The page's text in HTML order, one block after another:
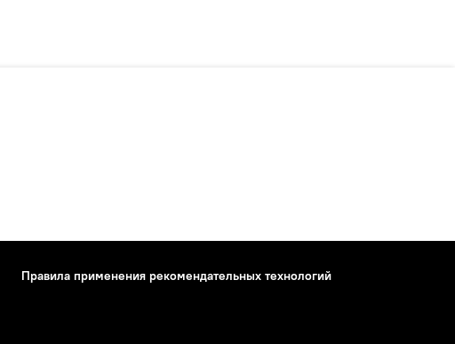
Правила применения рекомендательных технологий